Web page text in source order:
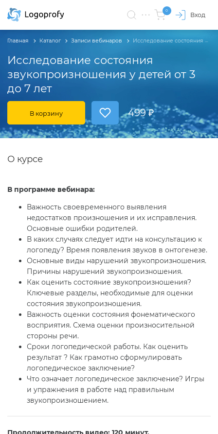
0
Вход
Исследование состояния
звукопроизношения у детей от 3
до 7 лет
Главная Каталог Записи вебинаров Исследование состояния звукопроизношения у детей от 3 до 7 лет
В корзину 499 ₽
О курсе
В программе вебинара:
Важность своевременного выявления
недостатков произношения и их исправления.
Основные ошибки родителей.
В каких случаях следует идти на консультацию к
логопеду? Время появления звуков в онтогенезе.
Основные виды нарушений звукопроизношения.
Причины нарушений звукопроизношения.
Как оценить состояние звукопроизношения?
Ключевые разделы, необходимые для оценки
состояния звукопроизношения.
Важность оценки состояния фонематического
восприятия. Схема оценки произносительной
стороны речи.
Сроки логопедической работы. Как оценить
результат ? Как грамотно сформулировать
логопедическое заключение?
Что означает логопедическое заключение? Игры
и упражнения в работе над правильным
звукопроизношением.